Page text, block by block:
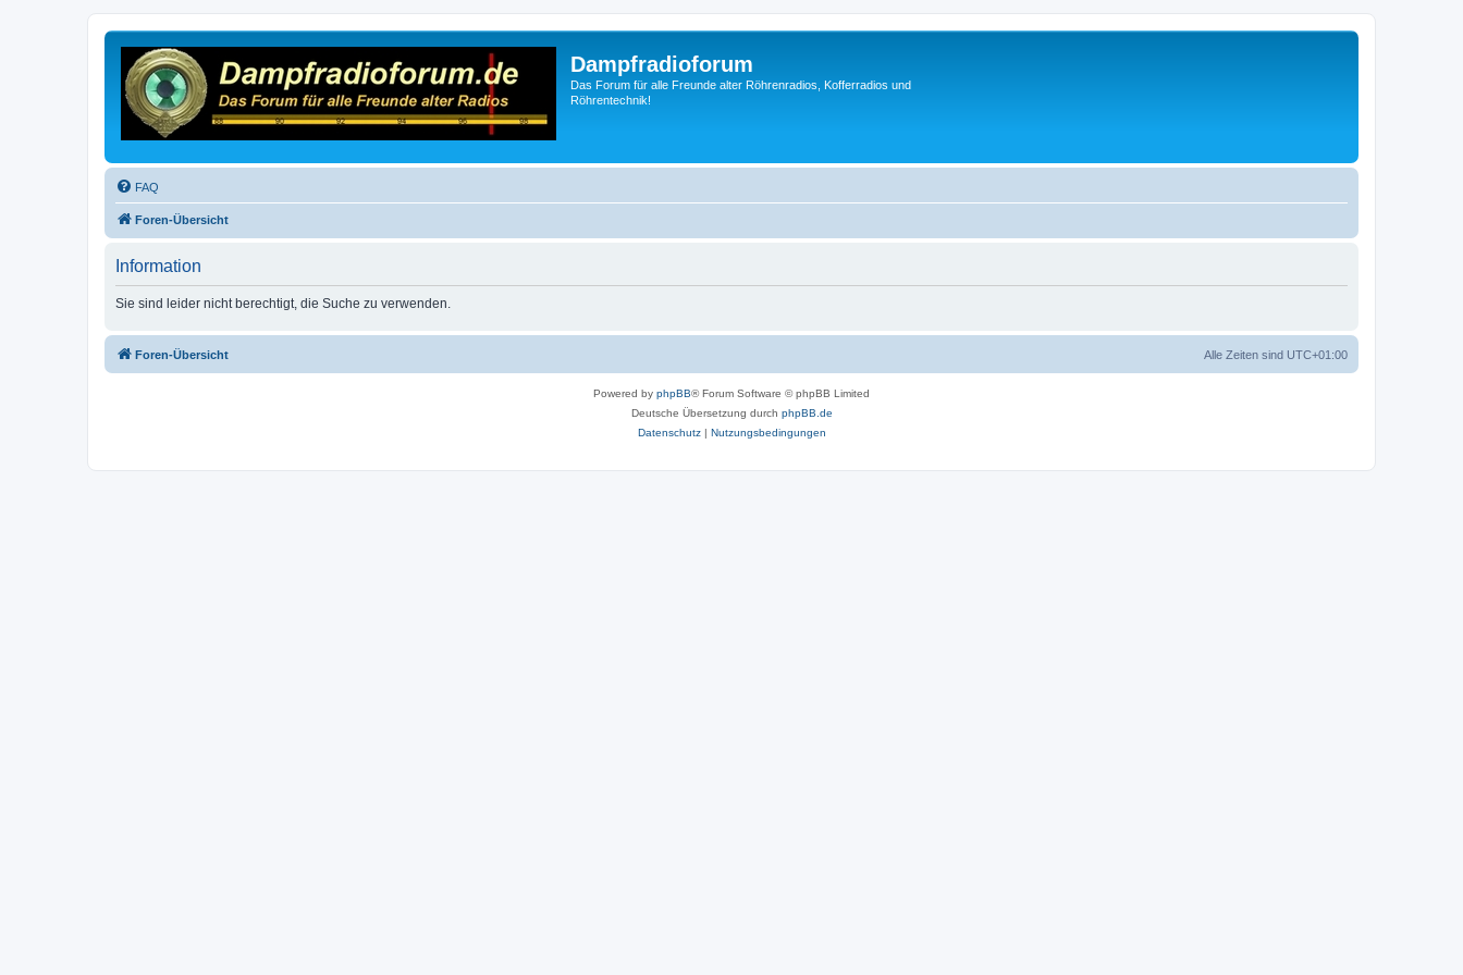
Dampfradioforum
Das Forum für alle Freunde alter Röhrenradios, Kofferradios und
Röhrentechnik!
FAQ
Foren-Übersicht
Information
Sie sind leider nicht berechtigt, die Suche zu verwenden.
Foren-Übersicht Alle Zeiten sind UTC+01:00
Powered by phpBB® Forum Software © phpBB Limited
Deutsche Übersetzung durch phpBB.de
Datenschutz| Nutzungsbedingungen